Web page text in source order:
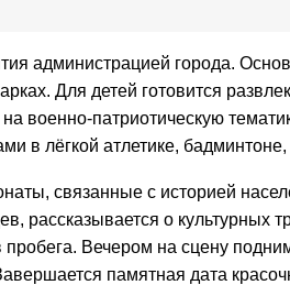
администрацией города.
Для детей готовится
военно-патриотическую
в лёгкой атлетике, бадминтоне,
связанные с историей
рассказывается о культурных
Вечером на сцену
памятная дата